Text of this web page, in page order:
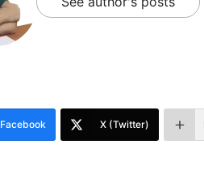
Facebook X (Twitter)